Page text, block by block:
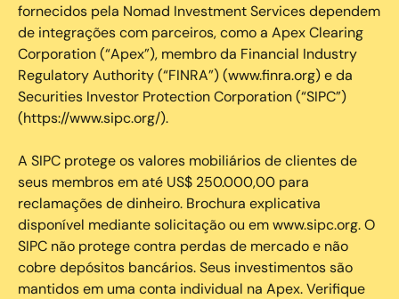
fornecidos pela Nomad Investment Services dependem
de integrações com parceiros, como a Apex Clearing
Corporation (“Apex”), membro da Financial Industry
Regulatory Authority (“FINRA”) (www.finra.org) e da
Securities Investor Protection Corporation (“SIPC”)
(https://www.sipc.org/).
A SIPC protege os valores mobiliários de clientes de
seus membros em até US$ 250.000,00 para
reclamações de dinheiro. Brochura explicativa
disponível mediante solicitação ou em www.sipc.org. O
SIPC não protege contra perdas de mercado e não
cobre depósitos bancários. Seus investimentos são
mantidos em uma conta individual na Apex. Verifique